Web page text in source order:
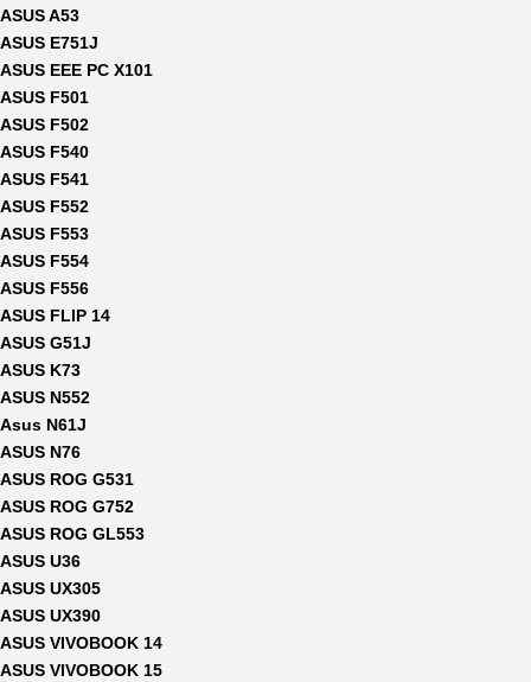
ASUS A53
ASUS E751J
ASUS EEE PC X101
ASUS F501
ASUS F502
ASUS F540
ASUS F541
ASUS F552
ASUS F553
ASUS F554
ASUS F556
ASUS FLIP 14
ASUS G51J
ASUS K73
ASUS N552
Asus N61J
ASUS N76
ASUS ROG G531
ASUS ROG G752
ASUS ROG GL553
ASUS U36
ASUS UX305
ASUS UX390
ASUS VIVOBOOK 14
ASUS VIVOBOOK 15